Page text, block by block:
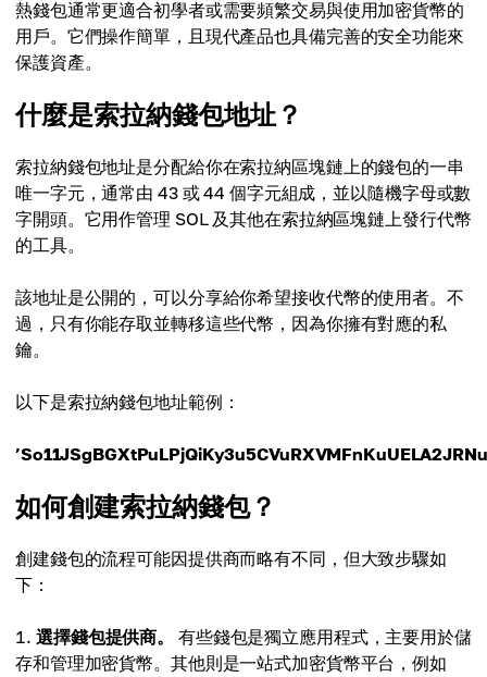
熱錢包通常更適合初學者或需要頻繁交易與使用加密貨幣的
用戶。它們操作簡單，且現代產品也具備完善的安全功能來
保護資產。
什麼是索拉納錢包地址？
索拉納錢包地址是分配給你在索拉納區塊鏈上的錢包的一串
唯一字元，通常由 43 或 44 個字元組成，並以隨機字母或數
字開頭。它用作管理 SOL 及其他在索拉納區塊鏈上發行代幣
的工具。
該地址是公開的，可以分享給你希望接收代幣的使用者。不
過，只有你能存取並轉移這些代幣，因為你擁有對應的私
鑰。
以下是索拉納錢包地址範例：
如何創建索拉納錢包？
創建錢包的流程可能因提供商而略有不同，但大致步驟如
下：
選擇錢包提供商。
有些錢包是獨立應用程式，主要用於儲
存和管理加密貨幣。其他則是一站式加密貨幣平台，例如